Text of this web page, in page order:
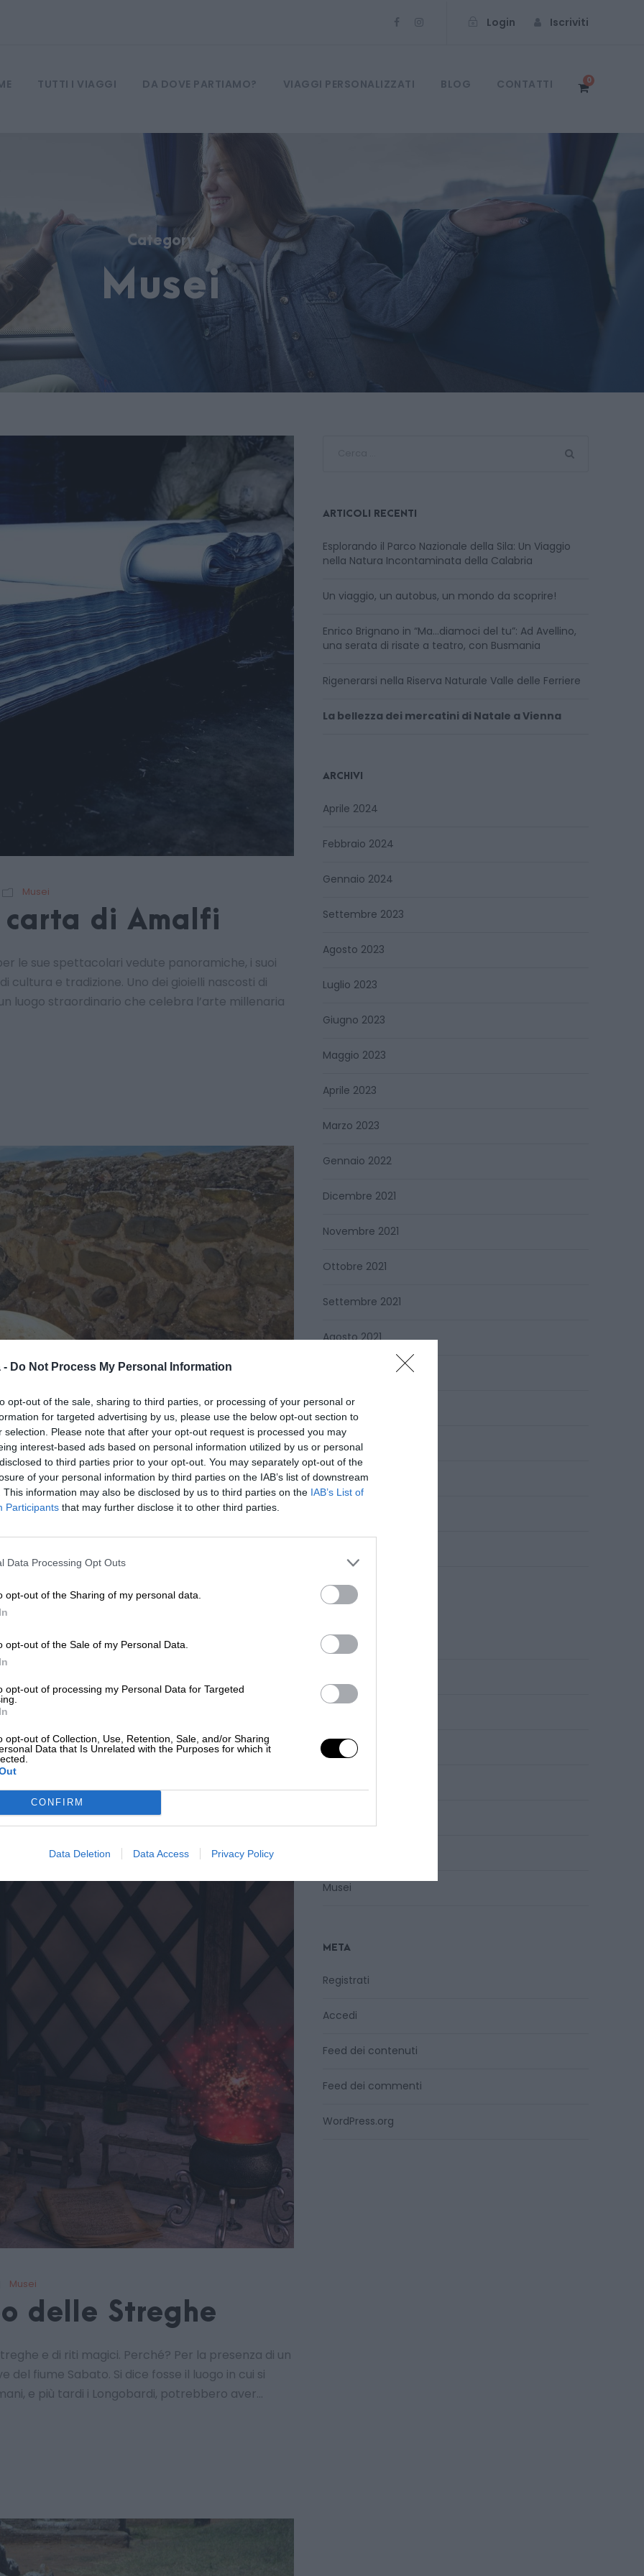
- Do Not Process My Personal Information
opt-out of the sale, sharing to third parties, or processing of your personal or
for targeted advertising by us, please use the below opt-out section to
selection. Please note that after your opt-out request is processed you may
interest-based ads based on personal information utilized by us or personal
to third parties prior to your opt-out. You may separately opt-out of the
of your personal information by third parties on the IAB’s list of downstream
This information may also be disclosed by us to third parties on the IAB’s List of
Participants that may further disclose it to other third parties.
Data Processing Opt Outs
opt-out of the Sharing of my personal data.
opt-out of the Sale of my Personal Data.
opt-out of processing my Personal Data for Targeted
opt-out of Collection, Use, Retention, Sale, and/or Sharing
Data that Is Unrelated with the Purposes for which it
CONFIRM
Data Deletion Data Access Privacy Policy
Login Iscriviti
TUTTI I VIAGGI DA DOVE PARTIAMO? VIAGGI PERSONALIZZATI BLOG CONTATTI 0
Category
Musei
Musei
carta di Amalfi
le sue spettacolari vedute panoramiche, i suoi
e tradizione. Uno dei gioielli nascosti di
luogo straordinario che celebra l’arte millenaria
Nazionale del
rappresenta una gemma culturale situata
della Campania. Questo museo, inaugurato il
di storia, archeologia e cultura
scoprire l’affascinante storia dell’area del
Musei
delle Streghe
e di riti magici. Perché? Per la presenza di un
fiume Sabato. Si dice fosse il luogo in cui si
e più tardi i Longobardi, potrebbero aver...
ARTICOLI RECENTI
Esplorando il Parco Nazionale della Sila: Un Viaggio
nella Natura Incontaminata della Calabria
Un viaggio, un autobus, un mondo da scoprire!
Enrico Brignano in “Ma…diamoci del tu”: Ad Avellino,
una serata di risate a teatro, con Busmania
Rigenerarsi nella Riserva Naturale Valle delle Ferriere
La bellezza dei mercatini di Natale a Vienna
ARCHIVI
Aprile 2024
Febbraio 2024
Gennaio 2024
Settembre 2023
Agosto 2023
Luglio 2023
Giugno 2023
Maggio 2023
Aprile 2023
Marzo 2023
Gennaio 2022
Dicembre 2021
Novembre 2021
Ottobre 2021
Settembre 2021
Agosto 2021
Giugno 2021
Maggio 2021
Aprile 2021
CATEGORIE
Parco Divertimenti
Enogastronomia
Musei
META
Registrati
Accedi
Feed dei contenuti
Feed dei commenti
WordPress.org